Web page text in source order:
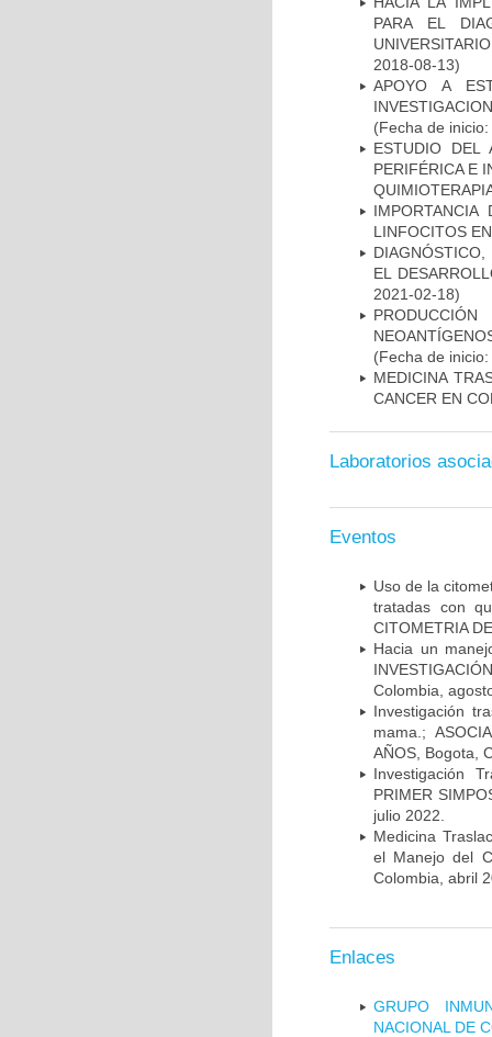
PARA EL
2018-08-13)
APOYO A
(Fecha de
ESTUDIO DEL
PERIFÉRICA E
LINFOCITOS
EL
2021-02-18)
(Fecha de
MEDICINA
CANCER EN
Laboratorios
Eventos
Uso de la
tratadas con
CITOMETRIA
Hacia un
Colombia,
Investigación
mama.;
AÑOS, Bogota,
Investigación
PRIMER
julio 2022.
Medicina
el Manejo del
Colombia, abril
Enlaces
GRUPO
NACIONAL DE